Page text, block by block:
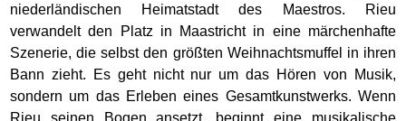
niederländischen Heimatstadt des Maestros. Rieu
verwandelt den Platz in Maastricht in eine märchenhafte
Szenerie, die selbst den größten Weihnachtsmuffel in ihren
Bann zieht. Es geht nicht nur um das Hören von Musik,
sondern um das Erleben eines Gesamtkunstwerks. Wenn
Rieu seinen Bogen ansetzt, beginnt eine musikalische